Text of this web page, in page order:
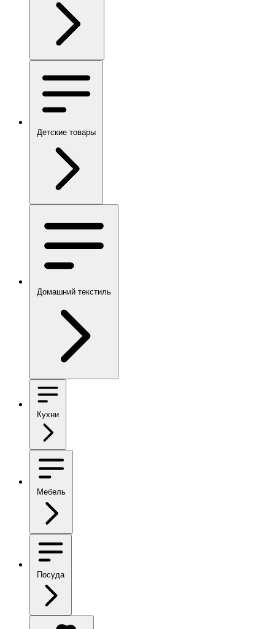
Детские товары
Домашний текстиль
Кухни
Мебель
Посуда